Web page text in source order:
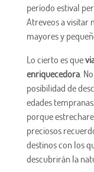
período estival
Atreveos a visitar
mayores y
Lo cierto es que
enriquecedora.
posibilidad de
edades
porque
preciosos
destinos con los
descubrirán la